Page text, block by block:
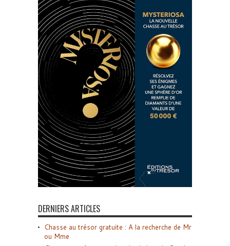
DERNIERS ARTICLES
Chasse au trésor gratuite : A la recherche de Mr
ou Mme